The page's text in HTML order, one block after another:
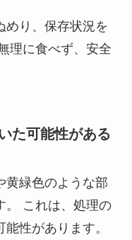
めり、保存状況を
理に食べず、安全
た可能性がある
黄緑色のような部
。 これは、処理の
性があります。